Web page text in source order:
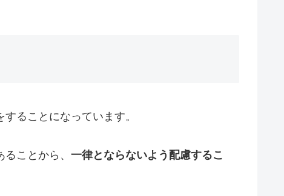
ることになっています。
ことから、 一律とならないよう配慮するこ